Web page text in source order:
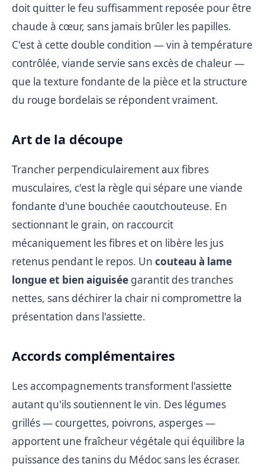
doit quitter le feu suffisamment reposée pour être
chaude à cœur, sans jamais brûler les papilles.
C'est à cette double condition — vin à température
contrôlée, viande servie sans excès de chaleur —
que la texture fondante de la pièce et la structure
du rouge bordelais se répondent vraiment.
Art de la découpe
Trancher perpendiculairement aux fibres
musculaires, c'est la règle qui sépare une viande
fondante d'une bouchée caoutchouteuse. En
sectionnant le grain, on raccourcit
mécaniquement les fibres et on libère les jus
retenus pendant le repos. Un couteau à lame
longue et bien aiguisée garantit des tranches
nettes, sans déchirer la chair ni compromettre la
présentation dans l'assiette.
Accords complémentaires
Les accompagnements transforment l'assiette
autant qu'ils soutiennent le vin. Des légumes
grillés — courgettes, poivrons, asperges —
apportent une fraîcheur végétale qui équilibre la
puissance des tanins du Médoc sans les écraser.